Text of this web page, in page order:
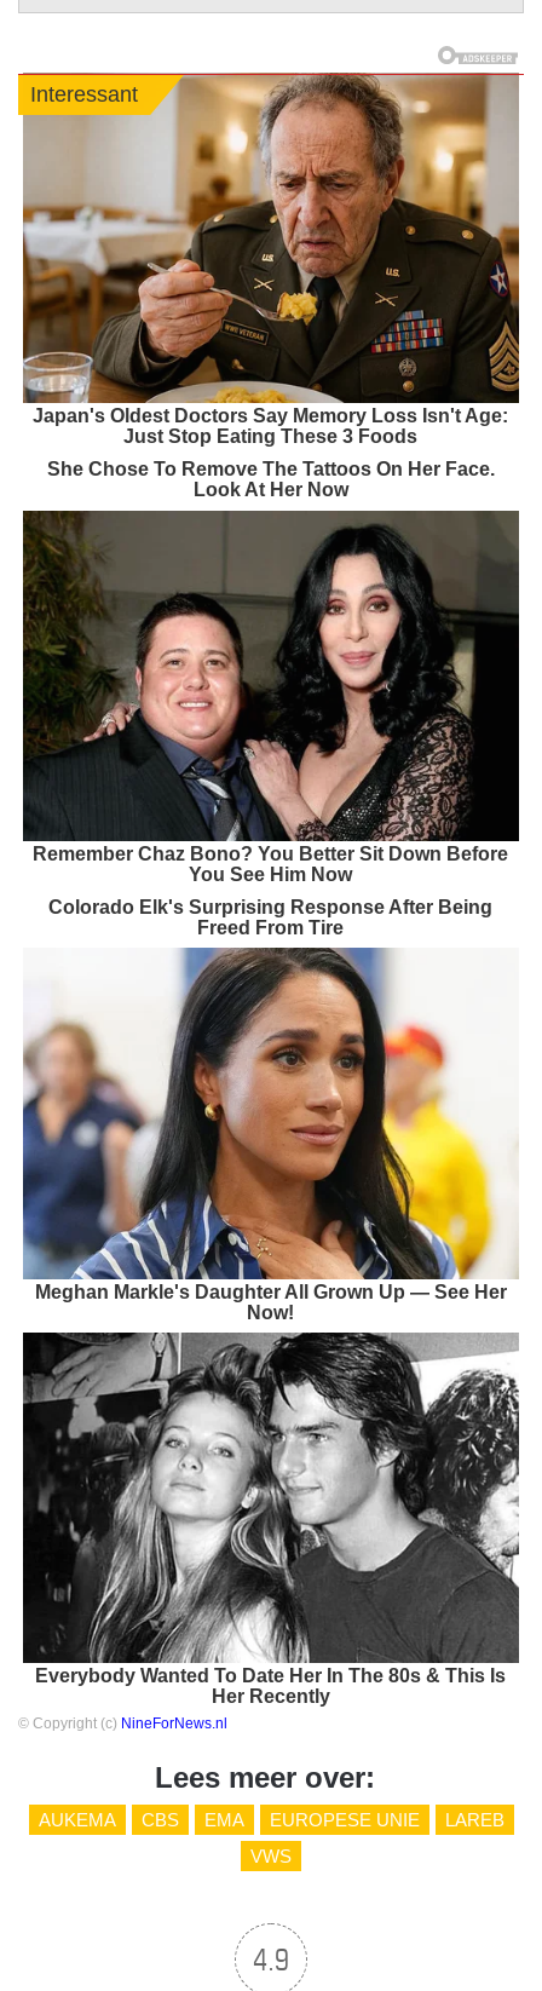
Interessant
Japan's Oldest Doctors Say Memory Loss Isn't Age:
Just Stop Eating These 3 Foods
She Chose To Remove The Tattoos On Her Face.
Look At Her Now
Remember Chaz Bono? You Better Sit Down Before
You See Him Now
Colorado Elk's Surprising Response After Being
Freed From Tire
Meghan Markle's Daughter All Grown Up — See Her
Now!
Everybody Wanted To Date Her In The 80s & This Is
Her Recently
© Copyright (c) NineForNews.nl
Lees meer over:
AUKEMA CBS EMA EUROPESE UNIE
LAREB
VWS
4.9